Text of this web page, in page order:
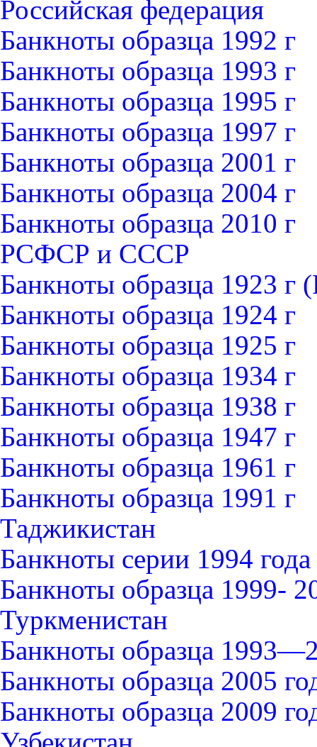
Российская федерация
Банкноты образца 1992 г
Банкноты образца 1993 г
Банкноты образца 1995 г
Банкноты образца 1997 г
Банкноты образца 2001 г
Банкноты образца 2004 г
Банкноты образца 2010 г
РСФСР и СССР
Банкноты образца 1923
Банкноты образца 1924 г
Банкноты образца 1925 г
Банкноты образца 1934 г
Банкноты образца 1938 г
Банкноты образца 1947 г
Банкноты образца 1961 г
Банкноты образца 1991 г
Таджикистан
Банкноты серии 1994 года
Банкноты образца 1999-
Туркменистан
Банкноты образца
Банкноты образца 2005
Банкноты образца 2009